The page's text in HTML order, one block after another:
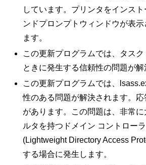
しています。プリンタをインス
ンドプロンプトウィンドウが表示
ます。
この更新プログラムでは、タス
ときに発生する信頼性の問題が解
この更新プログラムでは、
性のある問題が解決されます。応
があります。この問題は、非常
ルタを持つドメイン コントロー
(Lightweight Directory Access
する場合に発生します。